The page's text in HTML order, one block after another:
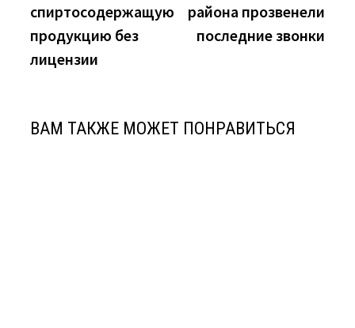
спиртосодержащую
продукцию без
лицензии
района прозвенели
последние звонки
ВАМ ТАКЖЕ МОЖЕТ ПОНРАВИТЬСЯ